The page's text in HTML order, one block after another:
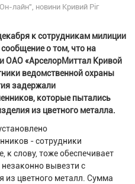
лайн", новини Кривий Ріг
к сотрудникам милиции
сообщение о том, что на
ОАО «АрселорМиттал Кривой
ведомственной охраны
задержали
которые пытались
из цветного металла.
- сотрудники
к слову, тоже обеспечивает
вывезти с
из цветного металл. Сумма